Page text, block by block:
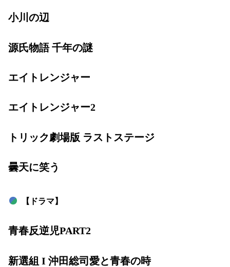
小川の辺
源氏物語 千年の謎
エイトレンジャー
エイトレンジャー2
トリック劇場版 ラストステージ
曇天に笑う
【ドラマ】
青春反逆児PART2
新選組 I 沖田総司愛と青春の時